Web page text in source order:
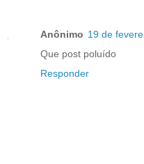
Anônimo 19 de
Que post poluído
Responder